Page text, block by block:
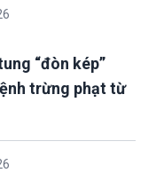
“đòn kép”
trừng phạt từ